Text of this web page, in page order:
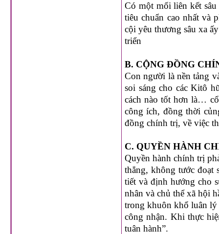
Có một mối liên kết
tiêu chuẩn cao nhất và
cội yêu thương sâu xa
triển
B. CỘNG ĐỒNG
Con người là nền tảng
soi sáng cho các Kitô
cách nào tốt hơn là…
công ích, đồng thời
đồng chính trị, về việc
C. QUYỀN HÀNH
Quyền hành chính trị
thẳng, không tước đoạt
tiết và định hướng cho
nhân và chủ thể xã hội
trong khuôn khổ luân lý
công nhận. Khi thực
tuân hành”.